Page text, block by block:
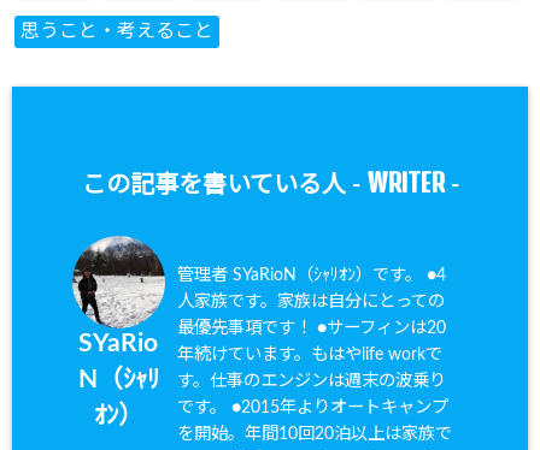
思うこと・考えること
この記事を書いている人 - WRITER-
SYaRio
N（ｼｬﾘ
ｵﾝ）
管理者 SYaRioN（ｼｬﾘｵﾝ）です。 ●4
人家族です。家族は自分にとっての
最優先事項です！ ●サーフィンは20
年続けています。もはやlife workで
す。仕事のエンジンは週末の波乗り
です。 ●2015年よりオートキャンプ
を開始。年間10回20泊以上は家族で